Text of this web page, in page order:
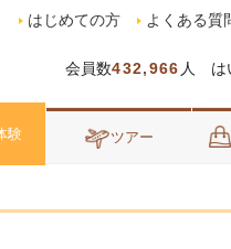
会員数432,966 人 は
はじめての方 よくある質
験 ツアー